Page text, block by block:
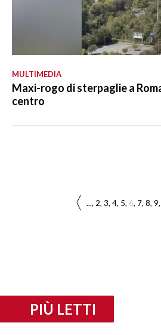
MULTIMEDIA
Maxi-rogo di sterpaglie a
centro
... 2 3 4 5 6 7 8 9
PIÙ LETTI